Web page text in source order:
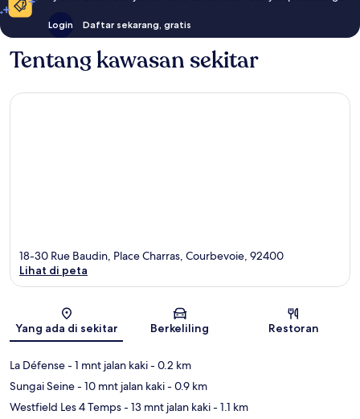
Login Daftar sekarang, gratis
Tentang kawasan sekitar
Peta
18-30 Rue Baudin, Place Charras, Courbevoie, 92400
Lihat di peta
Yang ada di sekitar Berkeliling Restoran
La Défense- 1 mnt jalan kaki- 0.2 km
Sungai Seine- 10 mnt jalan kaki- 0.9 km
Westfield Les 4 Temps- 13 mnt jalan kaki- 1.1 km